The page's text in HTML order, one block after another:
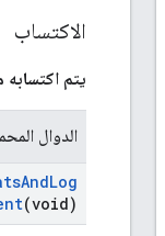
الاكتساب
يتم اكتسابه
الدوال
AndLog
(void)